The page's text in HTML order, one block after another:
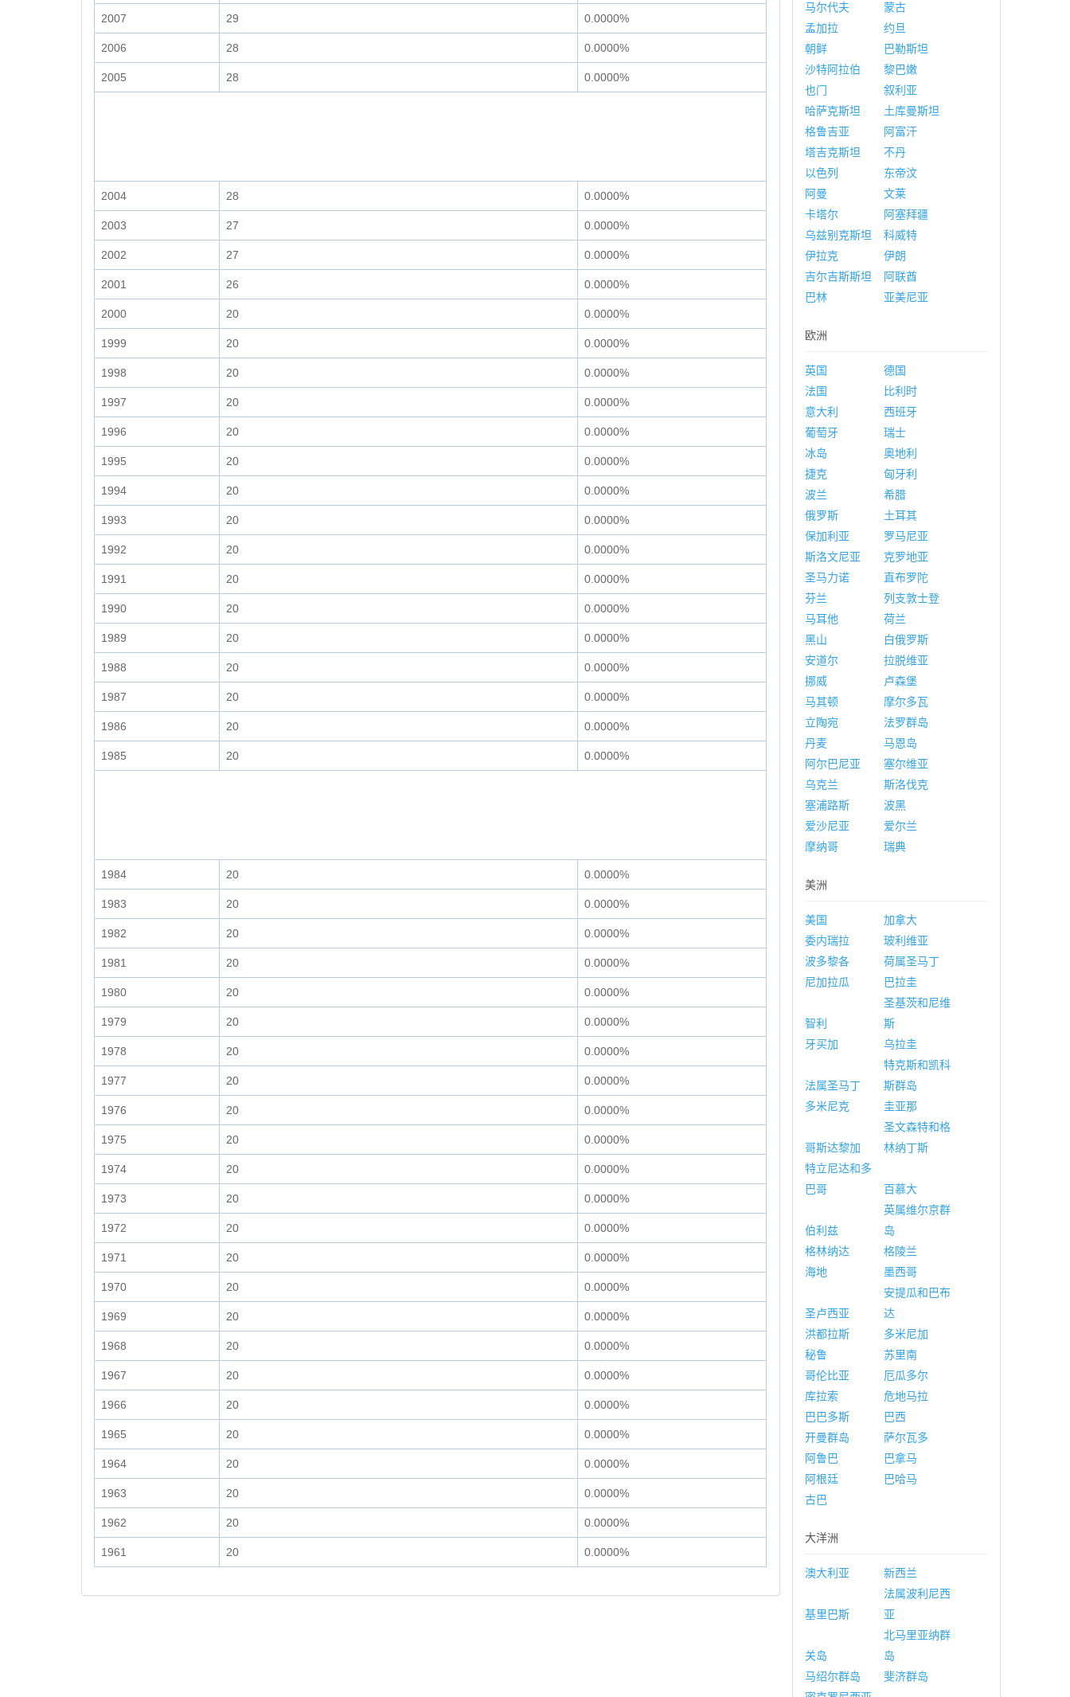
2007 29 0.0000%
2006 28 0.0000%
2005 28 0.0000%
2004 28 0.0000%
2003 27 0.0000%
2002 27 0.0000%
2001 26 0.0000%
2000 20 0.0000%
1999 20 0.0000%
1998 20 0.0000%
1997 20 0.0000%
1996 20 0.0000%
1995 20 0.0000%
1994 20 0.0000%
1993 20 0.0000%
1992 20 0.0000%
1991 20 0.0000%
1990 20 0.0000%
1989 20 0.0000%
1988 20 0.0000%
1987 20 0.0000%
1986 20 0.0000%
1985 20 0.0000%
1984 20 0.0000%
1983 20 0.0000%
1982 20 0.0000%
1981 20 0.0000%
1980 20 0.0000%
1979 20 0.0000%
1978 20 0.0000%
1977 20 0.0000%
1976 20 0.0000%
1975 20 0.0000%
1974 20 0.0000%
1973 20 0.0000%
1972 20 0.0000%
1971 20 0.0000%
1970 20 0.0000%
1969 20 0.0000%
1968 20 0.0000%
1967 20 0.0000%
1966 20 0.0000%
1965 20 0.0000%
1964 20 0.0000%
1963 20 0.0000%
1962 20 0.0000%
1961 20 0.0000%
马尔代夫
蒙古
孟加拉
约旦
朝鲜
巴勒斯坦
沙特阿拉伯
黎巴嫩
也门
叙利亚
哈萨克斯坦
土库曼斯坦
格鲁吉亚
阿富汗
塔吉克斯坦
不丹
以色列
东帝汶
阿曼
文莱
卡塔尔
阿塞拜疆
乌兹别克斯坦
科威特
伊拉克
伊朗
吉尔吉斯斯坦
阿联酋
巴林
亚美尼亚
欧洲
英国
德国
法国
比利时
意大利
西班牙
葡萄牙
瑞士
冰岛
奥地利
捷克
匈牙利
波兰
希腊
俄罗斯
土耳其
保加利亚
罗马尼亚
斯洛文尼亚
克罗地亚
圣马力诺
直布罗陀
芬兰
列支敦士登
马耳他
荷兰
黑山
白俄罗斯
安道尔
拉脱维亚
挪威
卢森堡
马其顿
摩尔多瓦
立陶宛
法罗群岛
丹麦
马恩岛
阿尔巴尼亚
塞尔维亚
乌克兰
斯洛伐克
塞浦路斯
波黑
爱沙尼亚
爱尔兰
摩纳哥
瑞典
美洲
美国
加拿大
委内瑞拉
玻利维亚
波多黎各
荷属圣马丁
尼加拉瓜
巴拉圭
智利
圣基茨和尼维
斯
牙买加
乌拉圭
法属圣马丁
特克斯和凯科
斯群岛
多米尼克
圭亚那
哥斯达黎加
圣文森特和格
林纳丁斯
特立尼达和多
巴哥
百慕大
伯利兹
英属维尔京群
岛
格林纳达
格陵兰
海地
墨西哥
圣卢西亚
安提瓜和巴布
达
洪都拉斯
多米尼加
秘鲁
苏里南
哥伦比亚
厄瓜多尔
库拉索
危地马拉
巴巴多斯
巴西
开曼群岛
萨尔瓦多
阿鲁巴
巴拿马
阿根廷
巴哈马
古巴
大洋洲
澳大利亚 新西兰
基里巴斯
法属波利尼西
亚
关岛
北马里亚纳群
岛
马绍尔群岛
斐济群岛